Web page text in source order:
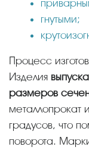
гнутыми;
Процесс изготовления регламентирован ГОСТом.
Изделия
размеров
металлопрокат
градусов, что
поворота.